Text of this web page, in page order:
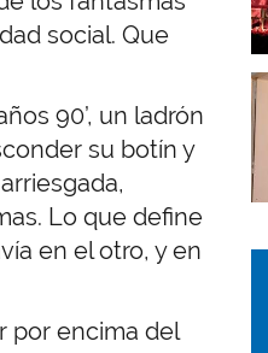
social. Que
90’, un ladrón
su botín y
Lo que define
en el otro, y en
por encima del